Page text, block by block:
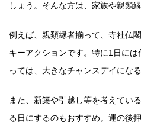
しょう。そんな方は、家族や親類
例えば、親類縁者揃って、寺社仏
キーアクションです。特に1日に
っては、大きなチャンスデイになる
また、新築や引越し等を考えてい
る日にするのもおすすめ。運の後